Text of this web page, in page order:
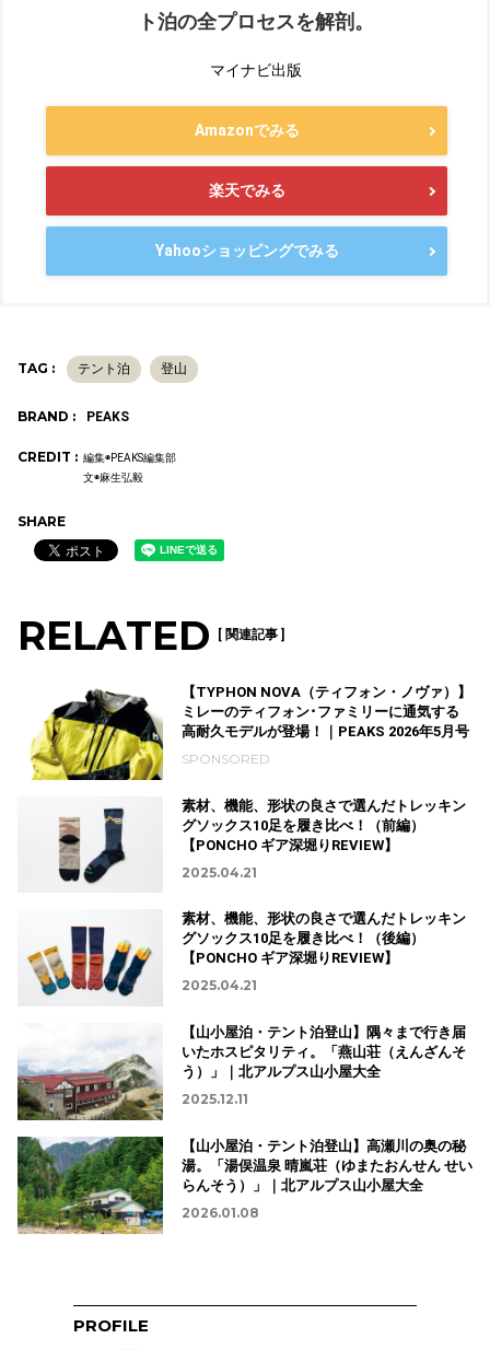
ト泊の全プロセスを解剖。
マイナビ出版
Amazonでみる
楽天でみる
Yahooショッピングでみる
TAG : テント泊 登山
BRAND : PEAKS
CREDIT : 編集◉PEAKS編集部
文◉麻生弘毅
SHARE
RELATED [ 関連記事 ]
【TYPHON NOVA（ティフォン・ノヴァ）】
ミレーのティフォン･ファミリーに通気する
高耐久モデルが登場！｜PEAKS 2026年5月号
SPONSORED
素材、機能、形状の良さで選んだトレッキン
グソックス10足を履き比べ！（前編）
【PONCHO ギア深堀りREVIEW】
2025.04.21
素材、機能、形状の良さで選んだトレッキン
グソックス10足を履き比べ！（後編）
【PONCHO ギア深堀りREVIEW】
2025.04.21
【山小屋泊・テント泊登山】隅々まで行き届
いたホスピタリティ。「燕山荘（えんざんそ
う）」｜北アルプス山小屋大全
2025.12.11
【山小屋泊・テント泊登山】高瀬川の奥の秘
湯。「湯俣温泉 晴嵐荘（ゆまたおんせん せい
らんそう）」｜北アルプス山小屋大全
2026.01.08
PROFILE